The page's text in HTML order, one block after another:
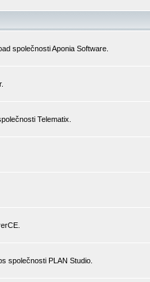
společnosti Aponia Software.
Telematix.
společnosti PLAN Studio.